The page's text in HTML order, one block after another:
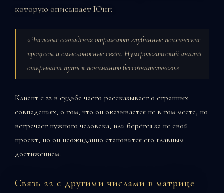
которую описывает Юнг:
«Числовые совпадения отражают глубинные психические
процессы и смыслоносные связи. Нумерологический анализ
открывает путь к пониманию бессознательного.»
Клиент с 22 в судьбе часто рассказывает о странных
совпадениях, о том, что он оказывается не в том месте, но
встречает нужного человека, или берётся за не свой
проект, но он неожиданно становится его главным
достижением.
Связь 22 с другими числами в матрице